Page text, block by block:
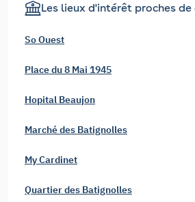
Les lieux d'intérêt proches
So Ouest
Place du 8 Mai 1945
Hopital Beaujon
Marché des Batignolles
My Cardinet
Quartier des Batignolles